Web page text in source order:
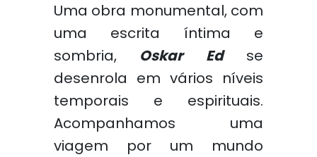
Uma obra monumental, com
uma escrita íntima e
sombria, Oskar Edse
desenrola em vários níveis
temporais e espirituais.
Acompanhamos uma
viagem por um mundo